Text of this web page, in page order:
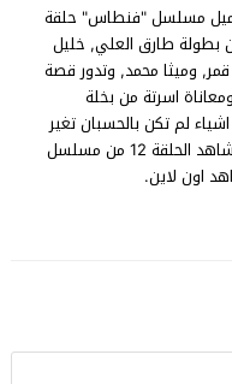
12 مشاهدة وتحميل مسلسل "فنطاس" حلقة
بطولة طارق العلي, خليل
وميثا محمد, وتدور قصة
اسرتة من بخلة
لم تكن بالحسبان تغير
مسار حياتة للأفضل دعونا نكتشفها معاً، شاهد الحلقة 12 من مسلسل
اون لاين.